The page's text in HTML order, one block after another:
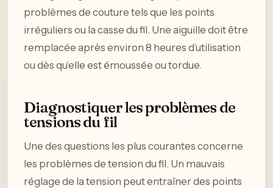
problèmes de couture tels que les points
irréguliers ou la casse du fil. Une aiguille doit être
remplacée après environ 8 heures d’utilisation
ou dès qu’elle est émoussée ou tordue.
Diagnostiquer les problèmes de
tensions du fil
Une des questions les plus courantes concerne
les problèmes de tension du fil. Un mauvais
réglage de la tension peut entraîner des points